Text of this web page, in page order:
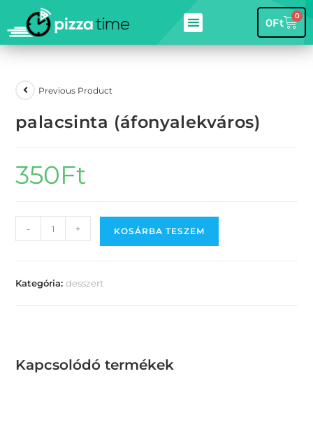
0Ft 0
Previous Product
palacsinta (áfonyalekváros)
350Ft
- + KOSÁRBA TESZEM
Kategória:desszert
Kapcsolódó termékek